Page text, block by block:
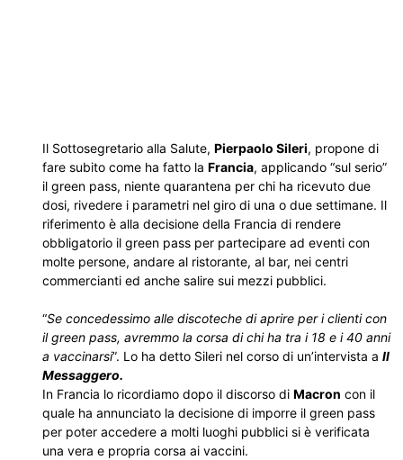
Il Sottosegretario alla Salute, Pierpaolo Sileri, propone di
fare subito come ha fatto la Francia, applicando “sul serio”
il green pass, niente quarantena per chi ha ricevuto due
dosi, rivedere i parametri nel giro di una o due settimane. Il
riferimento è alla decisione della Francia di rendere
obbligatorio il green pass per partecipare ad eventi con
molte persone, andare al ristorante, al bar, nei centri
commercianti ed anche salire sui mezzi pubblici.
“Se concedessimo alle discoteche di aprire per i clienti con
il green pass, avremmo la corsa di chi ha tra i 18 e i 40 anni
a vaccinarsi”. Lo ha detto Sileri nel corso di un’intervista a Il
Messaggero.
In Francia lo ricordiamo dopo il discorso di Macron con il
quale ha annunciato la decisione di imporre il green pass
per poter accedere a molti luoghi pubblici si è verificata
una vera e propria corsa ai vaccini.